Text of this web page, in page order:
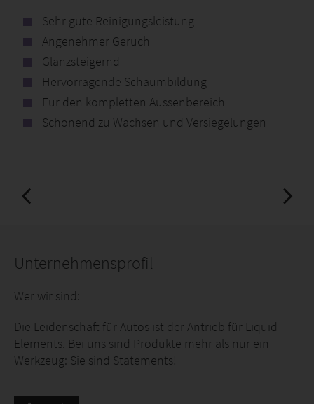
Sehr gute Reinigungsleistung
Angenehmer Geruch
Glanzsteigernd
Hervorragende Schaumbildung
Für den kompletten Aussenbereich
Schonend zu Wachsen und Versiegelungen
Unternehmensprofil
Wer wir sind:
Die Leidenschaft für Autos ist der Antrieb für Liquid
Elements. Bei uns sind Produkte mehr als nur ein
Werkzeug: Sie sind Statements!